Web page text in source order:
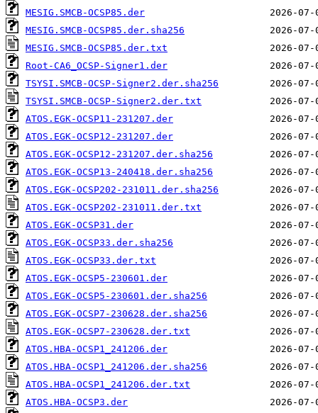
MESIG.SMCB-OCSP85.der
MESIG.SMCB-OCSP85.der.sha256
MESIG.SMCB-OCSP85.der.txt
Root-CA6_OCSP-Signer1.der
TSYSI.SMCB-OCSP-Signer2.der.sha256
TSYSI.SMCB-OCSP-Signer2.der.txt
ATOS.EGK-OCSP11-231207.der
ATOS.EGK-OCSP12-231207.der
ATOS.EGK-OCSP12-231207.der.sha256
ATOS.EGK-OCSP13-240418.der.sha256
ATOS.EGK-OCSP202-231011.der.sha256
ATOS.EGK-OCSP202-231011.der.txt
ATOS.EGK-OCSP31.der
ATOS.EGK-OCSP33.der.sha256
ATOS.EGK-OCSP33.der.txt
ATOS.EGK-OCSP5-230601.der
ATOS.EGK-OCSP5-230601.der.sha256
ATOS.EGK-OCSP7-230628.der.sha256
ATOS.EGK-OCSP7-230628.der.txt
ATOS.HBA-OCSP1_241206.der
ATOS.HBA-OCSP1_241206.der.sha256
ATOS.HBA-OCSP1_241206.der.txt
ATOS.HBA-OCSP3.der